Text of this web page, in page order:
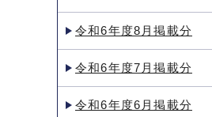
令和6年度8月掲載分
令和6年度7月掲載分
令和6年度6月掲載分